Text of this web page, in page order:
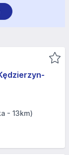
- 13km)